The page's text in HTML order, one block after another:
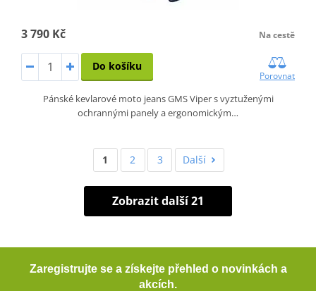
3 790 Kč Na cestě
Do košíku
Porovnat
Pánské kevlarové moto jeans GMS Viper s vyztuženými
ochrannými panely a ergonomickým…
1 2 3 Další
Zobrazit další 21
Zaregistrujte se a získejte přehled o novinkách a
akcích.